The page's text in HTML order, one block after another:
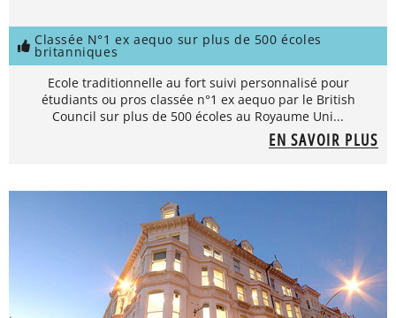
Classée N°1 ex aequo sur plus de 500 écoles
britanniques
Ecole traditionnelle au fort suivi personnalisé pour
étudiants ou pros classée n°1 ex aequo par le British
Council sur plus de 500 écoles au Royaume Uni...
EN SAVOIR PLUS